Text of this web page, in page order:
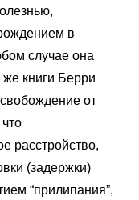
в
случае она
книги Берри
от
расстройство,
(задержки)
“прилипания”,